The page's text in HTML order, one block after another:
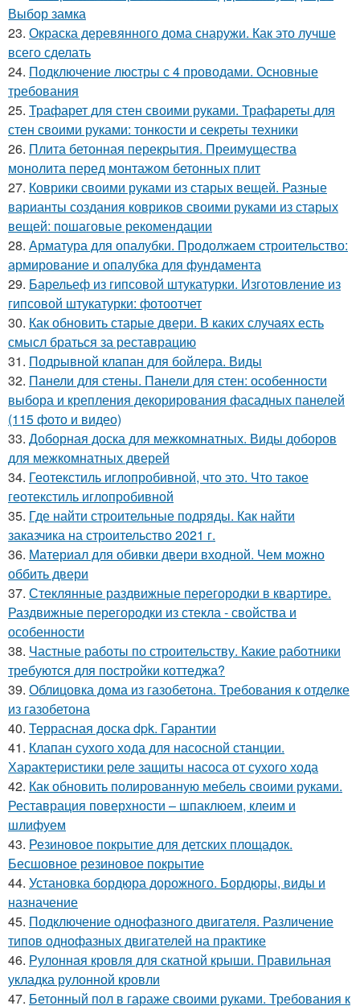
Выбор замка
23. Окраска деревянного дома снаружи. Как это лучше
всего сделать
24. Подключение люстры с 4 проводами. Основные
требования
25. Трафарет для стен своими руками. Трафареты для
стен своими руками: тонкости и секреты техники
26. Плита бетонная перекрытия. Преимущества
монолита перед монтажом бетонных плит
27. Коврики своими руками из старых вещей. Разные
варианты создания ковриков своими руками из старых
вещей: пошаговые рекомендации
28. Арматура для опалубки. Продолжаем строительство:
армирование и опалубка для фундамента
29. Барельеф из гипсовой штукатурки. Изготовление из
гипсовой штукатурки: фотоотчет
30. Как обновить старые двери. В каких случаях есть
смысл браться за реставрацию
31. Подрывной клапан для бойлера. Виды
32. Панели для стены. Панели для стен: особенности
выбора и крепления декорирования фасадных панелей
(115 фото и видео)
33. Доборная доска для межкомнатных. Виды доборов
для межкомнатных дверей
34. Геотекстиль иглопробивной, что это. Что такое
геотекстиль иглопробивной
35. Где найти строительные подряды. Как найти
заказчика на строительство 2021 г.
36. Материал для обивки двери входной. Чем можно
оббить двери
37. Стеклянные раздвижные перегородки в квартире.
Раздвижные перегородки из стекла - свойства и
особенности
38. Частные работы по строительству. Какие работники
требуются для постройки коттеджа?
39. Облицовка дома из газобетона. Требования к отделке
из газобетона
40. Террасная доска dpk. Гарантии
41. Клапан сухого хода для насосной станции.
Характеристики реле защиты насоса от сухого хода
42. Как обновить полированную мебель своими руками.
Реставрация поверхности – шпаклюем, клеим и
шлифуем
43. Резиновое покрытие для детских площадок.
Бесшовное резиновое покрытие
44. Установка бордюра дорожного. Бордюры, виды и
назначение
45. Подключение однофазного двигателя. Различение
типов однофазных двигателей на практике
46. Рулонная кровля для скатной крыши. Правильная
укладка рулонной кровли
47. Бетонный пол в гараже своими руками. Требования к